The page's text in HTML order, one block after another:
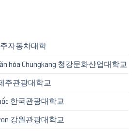
주자동차대학
hóa Chungkang 청강문화산업대학교
주관광대학교
한국관광대학교
강원관광대학교